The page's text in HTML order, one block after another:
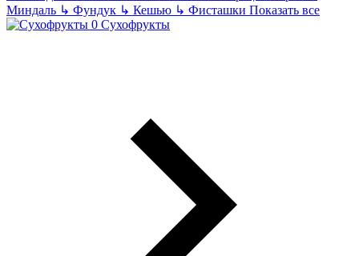
Миндаль ↳ Фундук ↳ Кешью ↳ Фисташки Показать все
Сухофрукты